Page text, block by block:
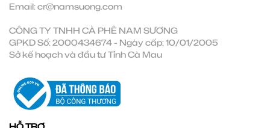
Email: cr@namsuong.com
CÔNG TY TNHH CÀ PHÊ NAM SƯƠNG
GPKD Số: 2000434674 - Ngày cấp: 10/01/2005
Sở kế hoạch và đầu tư Tỉnh Cà Mau